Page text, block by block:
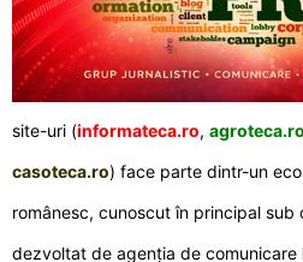
site-uri (informateca.ro, agroteca.ro
casoteca.ro) face parte dintr-un
românesc, cunoscut în principal sub
dezvoltat de agenția de comunicare